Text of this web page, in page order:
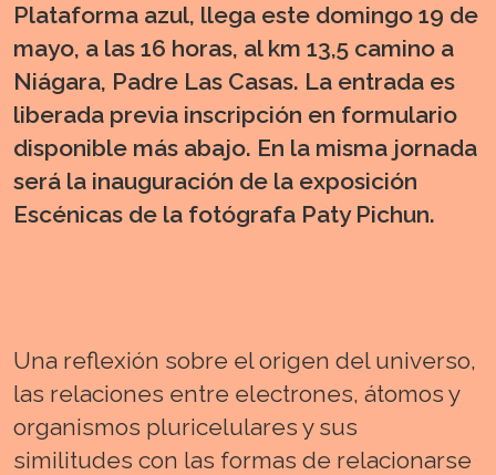
Plataforma azul, llega este domingo 19 de
mayo, a las 16 horas, al km 13,5 camino a
Niágara, Padre Las Casas. La entrada es
liberada previa inscripción en formulario
disponible más abajo. En la misma jornada
será la inauguración de la exposición
Escénicas de la fotógrafa Paty Pichun.
Una reflexión sobre el origen del universo,
las relaciones entre electrones, átomos y
organismos pluricelulares y sus
similitudes con las formas de relacionarse